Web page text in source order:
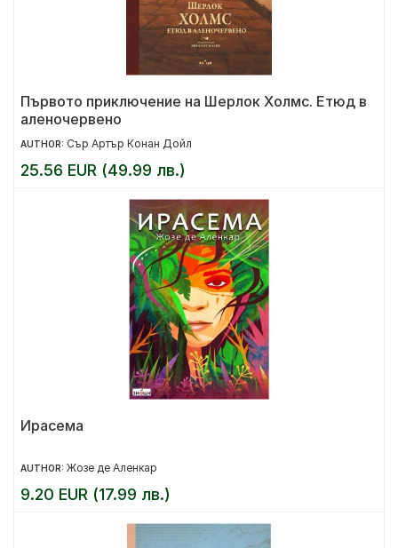
Първото приключение на Шерлок Холмс. Етюд в
аленочервено
AUTHOR: Сър Артър Конан Дойл
25.56 EUR (49.99 лв.)
Ирасема
AUTHOR: Жозе де Аленкар
9.20 EUR (17.99 лв.)